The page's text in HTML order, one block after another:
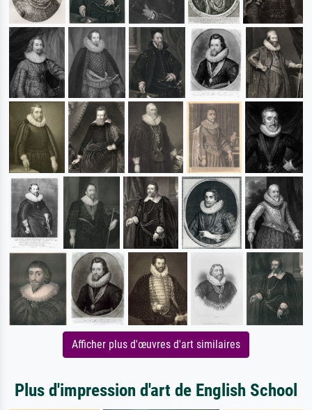
Afficher plus d'œuvres d'art similaires
Plus d'impression d'art de English School